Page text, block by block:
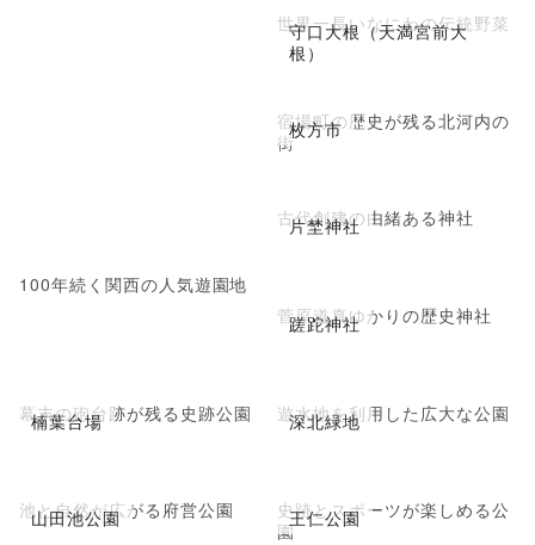
100年続く関西の人気遊園地
守口大根（天満宮前大
根）
世界一長いなにわの伝統野菜
枚方市
宿場町の歴史が残る北河内の
街
片埜神社
古代創建の由緒ある神社
蹉跎神社
菅原道真ゆかりの歴史神社
楠葉台場
幕末の砲台跡が残る史跡公園 深北緑地
遊水地を利用した広大な公園
山田池公園
池と自然が広がる府営公園 王仁公園
史跡とスポーツが楽しめる公
園